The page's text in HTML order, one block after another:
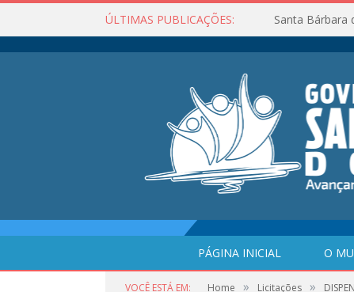
ÚLTIMAS PUBLICAÇÕES: Santa Bárbara
PÁGINA INICIAL O
VOCÊ ESTÁ EM: Home » Licitações »